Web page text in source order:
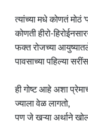
त्यांच्या मधे कोणतं मोठं
कोणती हीरो-
फक्त रोजच्या
पावसाच्या पहिल्या
ही गोष्ट आहे अशा
ज्याला वेळ लागतो,
पण जे खऱ्या अर्थाने